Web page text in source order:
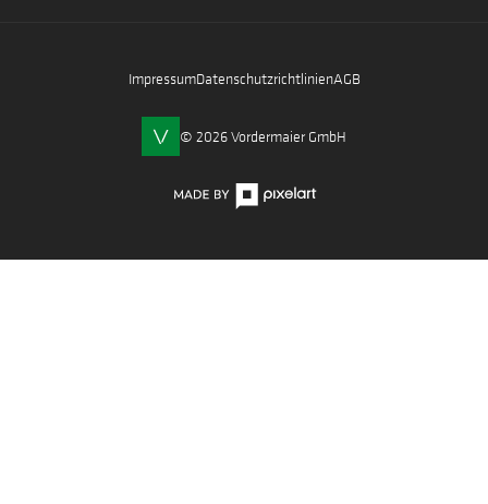
ImpressumDatenschutzrichtlinienAGB
© 2026 Vordermaier GmbH